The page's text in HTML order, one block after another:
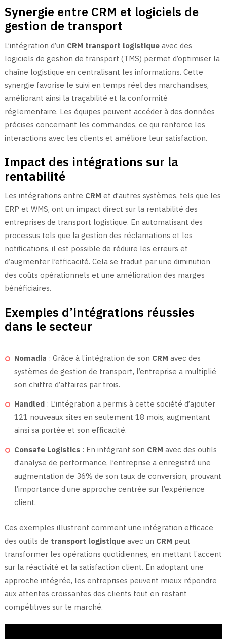
Synergie entre CRM et logiciels de
gestion de transport
L’intégration d’un CRM transport logistiqueavec des
logiciels de gestion de transport (TMS) permet d’optimiser la
chaîne logistique en centralisant les informations. Cette
synergie favorise le suivi en temps réel des marchandises,
améliorant ainsi la traçabilité et la conformité
réglementaire. Les équipes peuvent accéder à des données
précises concernant les commandes, ce qui renforce les
interactions avec les clients et améliore leur satisfaction.
Impact des intégrations sur la
rentabilité
Les intégrations entre CRM et d’autres systèmes, tels que les
ERP et WMS, ont un impact direct sur la rentabilité des
entreprises de transport logistique. En automatisant des
processus tels que la gestion des réclamations et les
notifications, il est possible de réduire les erreurs et
d’augmenter l’efficacité. Cela se traduit par une diminution
des coûts opérationnels et une amélioration des marges
bénéficiaires.
Exemples d’intégrations réussies
dans le secteur
Nomadia : Grâce à l’intégration de son CRM avec des
systèmes de gestion de transport, l’entreprise a multiplié
son chiffre d’affaires par trois.
Handled : L’intégration a permis à cette société d’ajouter
121 nouveaux sites en seulement 18 mois, augmentant
ainsi sa portée et son efficacité.
Consafe Logistics : En intégrant son CRM avec des outils
d’analyse de performance, l’entreprise a enregistré une
augmentation de 36% de son taux de conversion, prouvant
l’importance d’une approche centrée sur l’expérience
client.
Ces exemples illustrent comment une intégration efficace
des outils de transport logistiqueavec un CRM peut
transformer les opérations quotidiennes, en mettant l’accent
sur la réactivité et la satisfaction client. En adoptant une
approche intégrée, les entreprises peuvent mieux répondre
aux attentes croissantes des clients tout en restant
compétitives sur le marché.